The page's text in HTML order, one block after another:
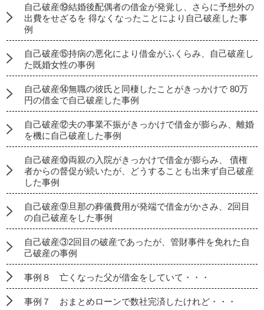
自己破産⑲結婚後配偶者の借金が発覚し、さらに予想外の
出費をせざるを 得なくなったことにより自己破産した事
例
自己破産⑮持病の悪化により借金がふくらみ、自己破産し
た既婚女性の事例
自己破産⑭無職の彼氏と同棲したことがきっかけで 80万
円の借金で自己破産した事例
自己破産⑫夫の事業不振がきっかけで借金が膨らみ、離婚
を機に自己破産した事例
自己破産⑩両親の入院がきっかけで借金が膨らみ、 債権
者からの督促が続いたが、どうすることも出来ず自己破産
した事例
自己破産⑨旦那の葬儀費用が発端で借金がかさみ、2回目
の自己破産をした事例
自己破産③2回目の破産であったが、管財事件を免れた自
己破産の事例
事例８ 亡くなった父が借金をしていて・・・
事例７ おまとめローンで数社完済したけれど・・・